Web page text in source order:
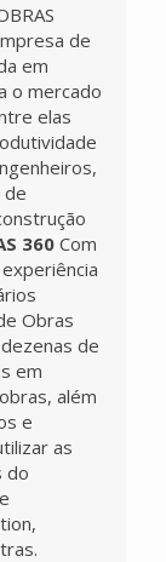
de
em
o mercado
elas
360 Com
Obras
de
em
além
e
as
do